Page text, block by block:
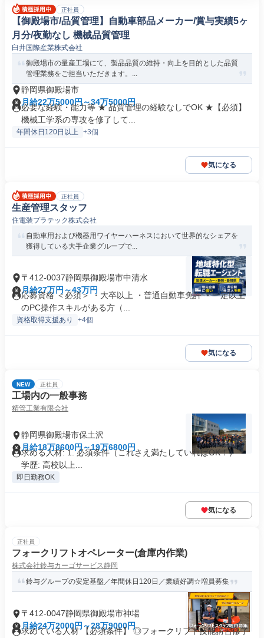
正社員
【御殿場市/品質管理】自動車部品メーカー/賞与実績5ヶ
月分/夜勤なし 機械品質管理
臼井国際産業株式会社
御殿場市の量産工場にて、製品品質の維持・向上を目的とした品質
管理業務をご担当いただきます。...
静岡県御殿場市
月給22万5000円～34万5000円
必要な経験・能力等 ★ 品質管理の経験なしでOK ★【必須】
機械工学系の専攻を修了して...
年間休日120日以上 +3個
気になる
正社員
生産管理スタッフ
住電装プラテック株式会社
自動車用および機器用ワイヤーハーネスにおいて世界的なシェアを
獲得している大手企業グループで...
〒412-0037静岡県御殿場市中清水
月給27万円～43万円
応募資格 ＜必須＞ ・大卒以上 ・普通自動車免許 ・一定以上
のPC操作スキルがある方（...
資格取得支援あり +4個
気になる
NEW 正社員
工場内の一般事務
精管工業有限会社
静岡県御殿場市保土沢
月給18万8600円～19万6800円
求める人材: 1. 必須条件（これさえ満たしていればOK！） *
学歴: 高校以上...
即日勤務OK
気になる
正社員
フォークリフトオペレーター(倉庫内作業)
株式会社鈴与カーゴサービス静岡
鈴与グループの安定基盤／年間休日120日／業績好調☆増員募集
〒412-0047静岡県御殿場市神場
月給24万2000円～28万9000円
求めている人材 【必須条件】 ◎フォークリフト技能講習修了